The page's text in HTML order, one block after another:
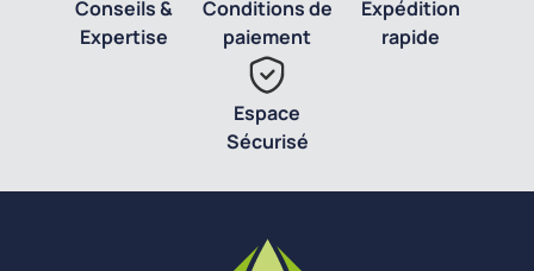
Conseils &
Expertise
Conditions de
paiement
Expédition
rapide
Espace
Sécurisé